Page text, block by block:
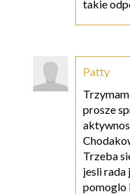
takie
Patty
prosze
Trzeba
jesli rada
pomoglo